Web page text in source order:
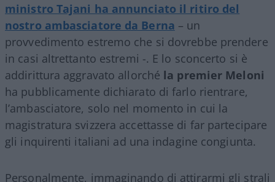
ministro Tajani ha annunciato il ritiro del
nostro ambasciatore da Berna – un
provvedimento estremo che si dovrebbe prendere
in casi altrettanto estremi -. E lo sconcerto si è
addirittura aggravato allorché la premier Meloni
ha pubblicamente dichiarato di farlo rientrare,
l’ambasciatore, solo nel momento in cui la
magistratura svizzera accettasse di far partecipare
gli inquirenti italiani ad una indagine congiunta.
Personalmente, immaginando di attirarmi gli strali